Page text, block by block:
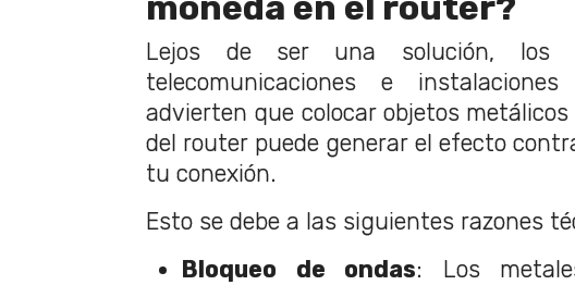
Lejos de ser una solución, los
telecomunicaciones e
advierten que colocar objetos metálicos
del router puede generar el efecto
tu conexión.
Esto se debe a las siguientes razones
Bloqueo de ondas: Los